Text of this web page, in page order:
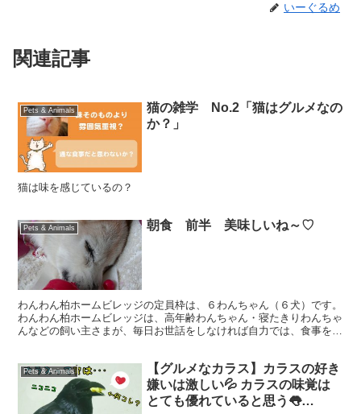
いーぐるめ
関連記事
Pets & Animals
猫の雑学 No.2「猫はグルメなの
か？」
猫は味を感じているの？
Pets & Animals 朝食 前半 美味しいね～♡
わんわん柏ホームビレッジの定員枠は、６わんちゃん（６犬）です。
わんわん柏ホームビレッジは、高年齢わんちゃん・寝たきりわんちゃ
んなどの飼い主さまが、毎日お世話をしなければ自力では、食事をし
Pets & Animals
【グルメなカラス】カラスの好き
嫌いは激しい💦 カラスの味覚は
とても優れていると思う👅